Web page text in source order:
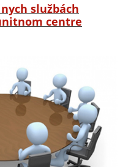
službách
centre